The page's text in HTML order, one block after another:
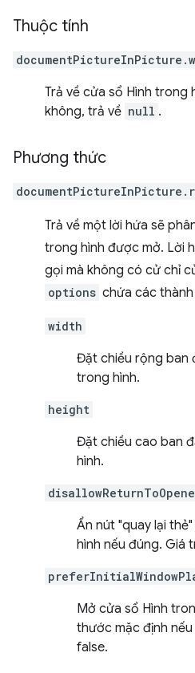
Thuộc tính
Trả về cửa sổ Hình trong
không, trả về null .
Phương thức
Trả về một lời hứa sẽ
trong hình được mở. Lời
gọi mà không có cử chỉ
options chứa các
width
Đặt chiều rộng ban
trong hình.
height
Đặt chiều cao ban
hình.
Ẩn nút "quay lại
hình nếu đúng. Giá
Mở cửa sổ Hình
thước mặc định
false.